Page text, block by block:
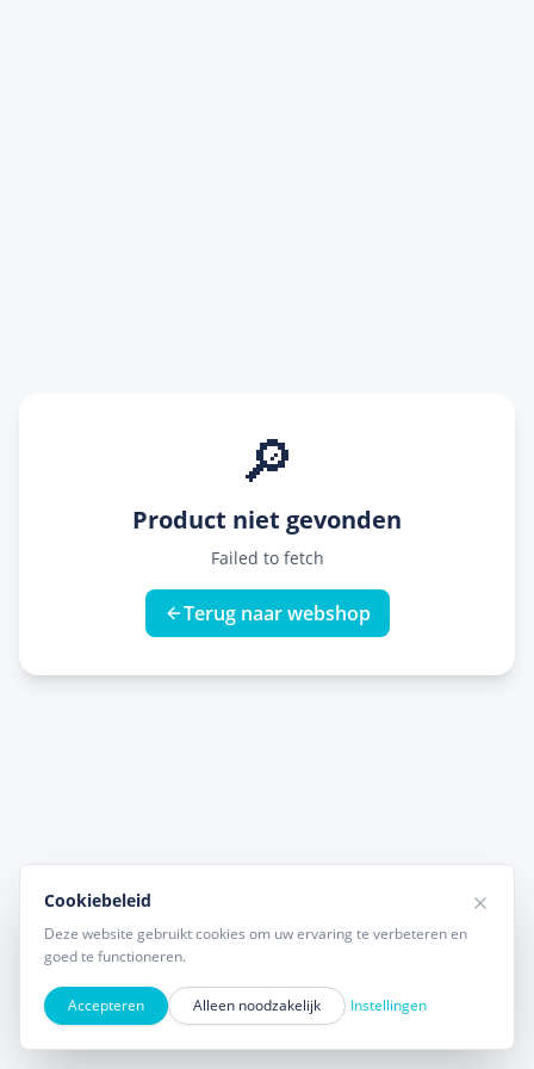
🔎
Product niet gevonden
Failed to fetch
Terug naar webshop
Cookiebeleid
Deze website gebruikt cookies om uw ervaring te verbeteren en
goed te functioneren.
Accepteren Alleen noodzakelijk Instellingen